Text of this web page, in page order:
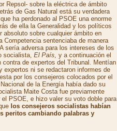
Repsol- sobre la eléctrica de ámbito
de Gas Natural está su verdadera
ha perdonado al PSOE una enorme
de ella la Generalidad y los políticos
absoluto sobre cualquier ámbito en
Competencia sentenciaba de manera
sería adversa para los intereses de los
socialista, El País, y a continuación el
contra de expertos del Tribunal. Mentían
expertos ni se redactaron informes de
por los consejeros colocados por el
de la Energía había dado su
Maite Costa fue previamente
PSOE, e hizo valer su voto doble para
los consejeros socialistas habían
peritos cambiando palabras y